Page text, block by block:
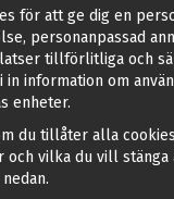
för att ge dig en
personanpassad
tillförlitliga och
in information om
enheter.
du tillåter alla
vilka du vill stänga